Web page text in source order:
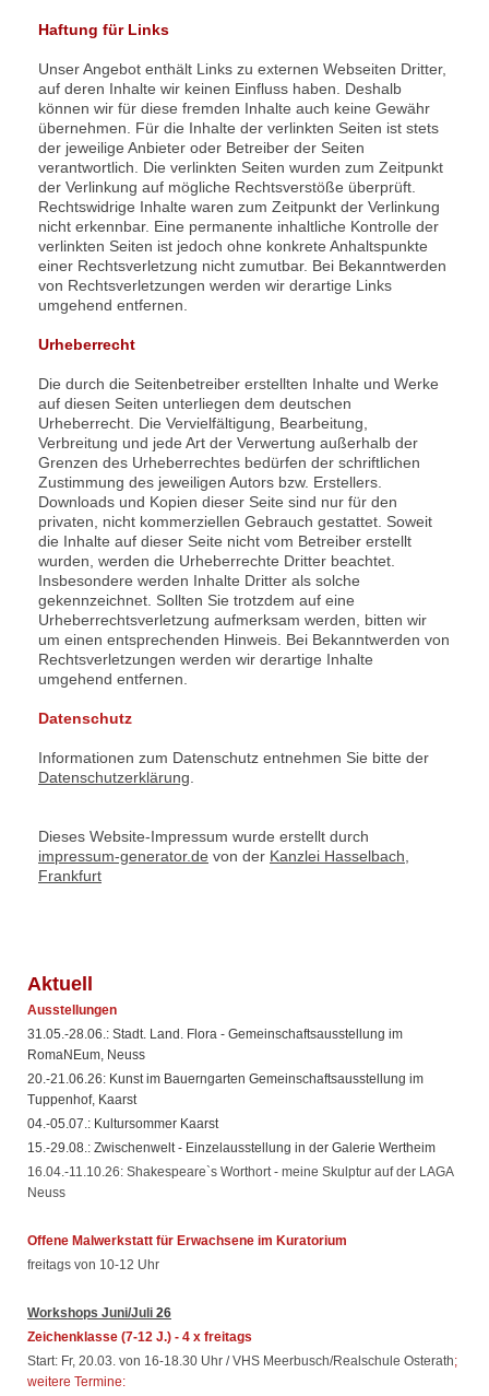
Haftung für Links
Unser Angebot enthält Links zu externen Webseiten Dritter,
auf deren Inhalte wir keinen Einfluss haben. Deshalb
können wir für diese fremden Inhalte auch keine Gewähr
übernehmen. Für die Inhalte der verlinkten Seiten ist stets
der jeweilige Anbieter oder Betreiber der Seiten
verantwortlich. Die verlinkten Seiten wurden zum Zeitpunkt
der Verlinkung auf mögliche Rechtsverstöße überprüft.
Rechtswidrige Inhalte waren zum Zeitpunkt der Verlinkung
nicht erkennbar. Eine permanente inhaltliche Kontrolle der
verlinkten Seiten ist jedoch ohne konkrete Anhaltspunkte
einer Rechtsverletzung nicht zumutbar. Bei Bekanntwerden
von Rechtsverletzungen werden wir derartige Links
umgehend entfernen.
Urheberrecht
Die durch die Seitenbetreiber erstellten Inhalte und Werke
auf diesen Seiten unterliegen dem deutschen
Urheberrecht. Die Vervielfältigung, Bearbeitung,
Verbreitung und jede Art der Verwertung außerhalb der
Grenzen des Urheberrechtes bedürfen der schriftlichen
Zustimmung des jeweiligen Autors bzw. Erstellers.
Downloads und Kopien dieser Seite sind nur für den
privaten, nicht kommerziellen Gebrauch gestattet. Soweit
die Inhalte auf dieser Seite nicht vom Betreiber erstellt
wurden, werden die Urheberrechte Dritter beachtet.
Insbesondere werden Inhalte Dritter als solche
gekennzeichnet. Sollten Sie trotzdem auf eine
Urheberrechtsverletzung aufmerksam werden, bitten wir
um einen entsprechenden Hinweis. Bei Bekanntwerden von
Rechtsverletzungen werden wir derartige Inhalte
umgehend entfernen.
Datenschutz
Informationen zum Datenschutz entnehmen Sie bitte der
Datenschutzerklärung
Dieses Website-Impressum wurde erstellt durch
impressum-generator.de von der Kanzlei Hasselbach,
Frankfurt
Aktuell
Ausstellungen
31.05.-28.06.: Stadt. Land. Flora - Gemeinschaftsausstellung im
RomaNEum, Neuss
20.-21.06.26: Kunst im Bauerngarten Gemeinschaftsausstellung im
Tuppenhof, Kaarst
04.-05.07.: Kultursommer Kaarst
15.-29.08.: Zwischenwelt - Einzelausstellung in der Galerie Wertheim
16.04.-11.10.26: Shakespeare`s Worthort - meine Skulptur auf der LAGA
Neuss
Offene Malwerkstatt für Erwachsene im Kuratorium
freitags von 10-12 Uhr
Workshops Juni/Juli 26
Zeichenklasse (7-12 J.) - 4 x freitags
Start: Fr, 20.03. von 16-18.30 Uhr / VHS Meerbusch/Realschule Osterath;
weitere Termine: